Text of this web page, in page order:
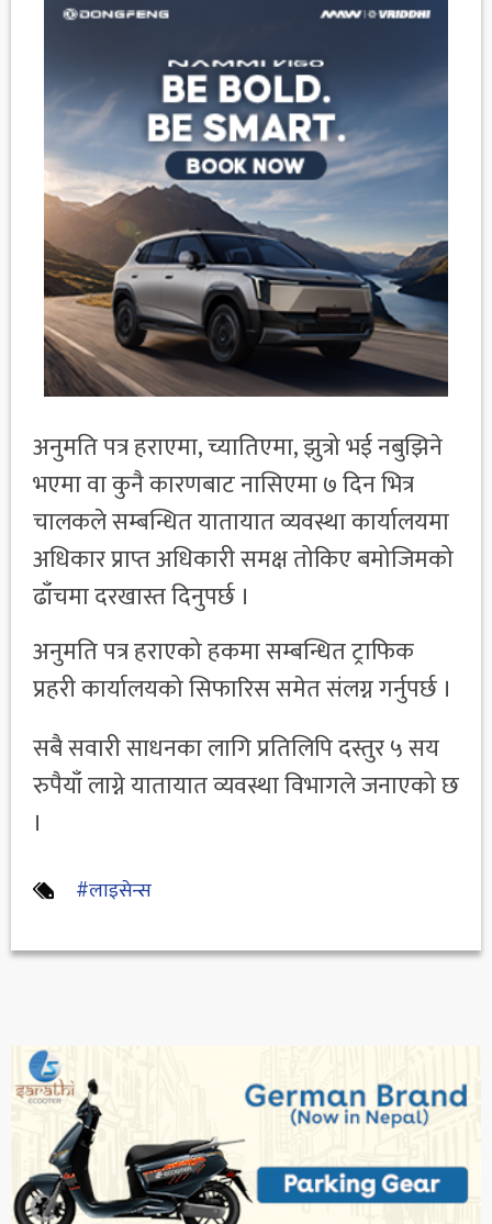
अनुमति पत्र हराएमा, च्यातिएमा, झुत्रो भई नबुझिने
भएमा वा कुनै कारणबाट नासिएमा ७ दिन भित्र
चालकले सम्बन्धित यातायात व्यवस्था कार्यालयमा
अधिकार प्राप्त अधिकारी समक्ष तोकिए बमोजिमको
ढाँचमा दरखास्त दिनुपर्छ ।
अनुमति पत्र हराएको हकमा सम्बन्धित ट्राफिक
प्रहरी कार्यालयको सिफारिस समेत संलग्न गर्नुपर्छ ।
सबै सवारी साधनका लागि प्रतिलिपि दस्तुर ५ सय
रुपैयाँ लाग्ने यातायात व्यवस्था विभागले जनाएको छ
।
#लाइसेन्स